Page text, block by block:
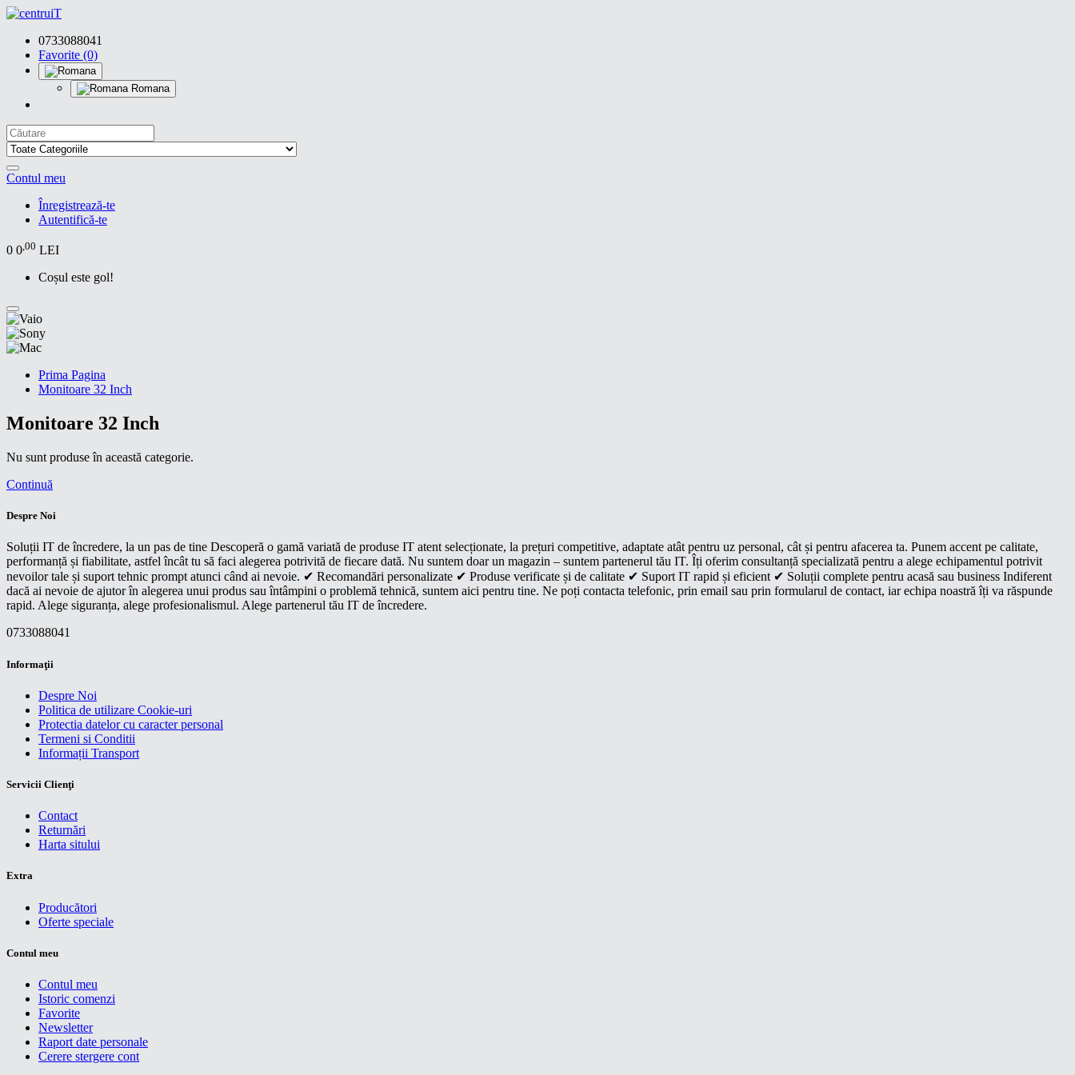
0733088041
Favorite (0)
Romana
Contul meu
Înregistrează-te
Autentifică-te
0 0,00 LEI
Coșul este gol!
Prima Pagina
Monitoare 32 Inch
Monitoare 32 Inch
Nu sunt produse în această categorie.
Continuă
Despre Noi
Soluții IT de încredere, la un pas de tine Descoperă o gamă variată de produse IT atent selecționate, la prețuri competitive, adaptate atât pentru uz personal, cât și pentru afacerea ta. Punem accent pe calitate,
performanță și fiabilitate, astfel încât tu să faci alegerea potrivită de fiecare dată. Nu suntem doar un magazin – suntem partenerul tău IT. Îți oferim consultanță specializată pentru a alege echipamentul potrivit
nevoilor tale și suport tehnic prompt atunci când ai nevoie. ✔ Recomandări personalizate ✔ Produse verificate și de calitate ✔ Suport IT rapid și eficient ✔ Soluții complete pentru acasă sau business Indiferent
dacă ai nevoie de ajutor în alegerea unui produs sau întâmpini o problemă tehnică, suntem aici pentru tine. Ne poți contacta telefonic, prin email sau prin formularul de contact, iar echipa noastră îți va răspunde
rapid. Alege siguranța, alege profesionalismul. Alege partenerul tău IT de încredere.
0733088041
Informaţii
Despre Noi
Politica de utilizare Cookie-uri
Protectia datelor cu caracter personal
Termeni si Conditii
Informații Transport
Servicii Clienţi
Contact
Returnări
Harta sitului
Extra
Producători
Oferte speciale
Contul meu
Contul meu
Istoric comenzi
Favorite
Newsletter
Raport date personale
Cerere stergere cont